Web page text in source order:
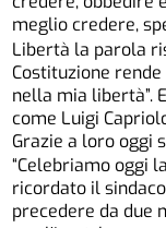
meglio credere,
Libertà la parola
Costituzione
nella mia libertà”.
come Luigi
Grazie a loro oggi
“Celebriamo oggi
ricordato il
precedere da due